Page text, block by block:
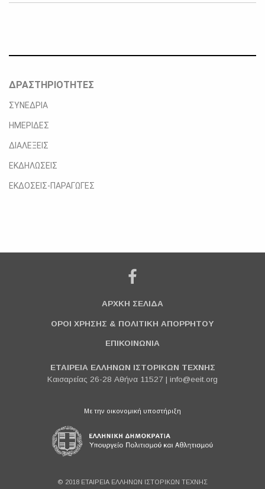
ΔΡΑΣΤΗΡΙΟΤΗΤΕΣ
ΣΥΝΕΔΡΙΑ
ΗΜΕΡΙΔΕΣ
ΔΙΑΛΕΞΕΙΣ
ΕΚΔΗΛΩΣΕΙΣ
ΕΚΔΟΣΕΙΣ-ΠΑΡΑΓΩΓΕΣ
ΑΡΧΚΗ ΣΕΛΙΔΑ
ΟΡΟΙ ΧΡΗΣΗΣ & ΠΟΛΙΤΙΚΗ ΑΠΟΡΡΗΤΟΥ
ΕΠΙΚΟΙΝΩΝΙΑ
ΕΤΑΙΡΕΙΑ ΕΛΛΗΝΩΝ ΙΣΤΟΡΙΚΩΝ ΤΕΧΝΗΣ
Καισαρείας 26-28 Αθήνα 11527 | info@eeit.org
Με την οικονομική υποστήριξη
© 2018 ΕΤΑΙΡΕΙΑ ΕΛΛΗΝΩΝ ΙΣΤΟΡΙΚΩΝ ΤΕΧΝΗΣ